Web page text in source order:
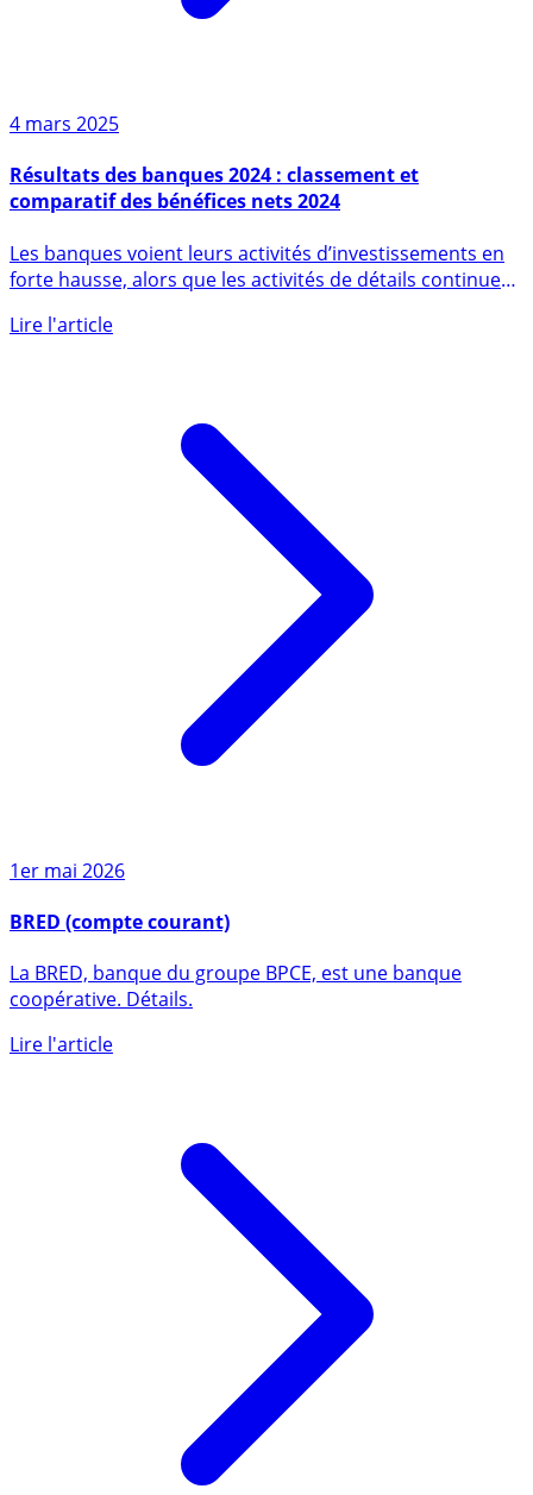
4 mars 2025
comparatif des bénéfices nets 2024
Les banques voient leurs activités d’investissements en
forte hausse, alors que les activités de détails continuent
1er mai 2026
BRED (compte courant)
coopérative. Détails.